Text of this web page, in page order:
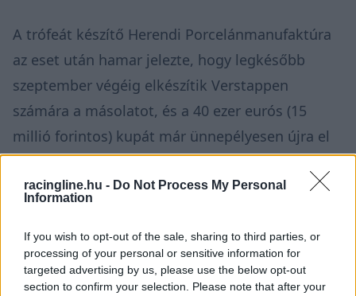
racingline.hu - Do Not Process My Personal
Information
If you wish to opt-out of the sale, sharing to third parties, or
processing of your personal or sensitive information for
targeted advertising by us, please use the below opt-out
section to confirm your selection. Please note that after your
A trófeát készítő Herendi Porcelánmanufaktúra
az eset után hamar jelezte, hogy legkésőbb
szeptember végéig elkészítik Verstappen
számára a másolatot, és a 40 ezer eurós (15
millió forintos) kupát már ünnepélyesen újra el
is juttatták hozzá. Verstappennek mostanában
nem volt szerencséje a trófeákkal, hiszen
a Belga
megsérülta Red Bull futam utáni ünneplésében.
Norris azzal poénkodott egy cetlin, hogy a